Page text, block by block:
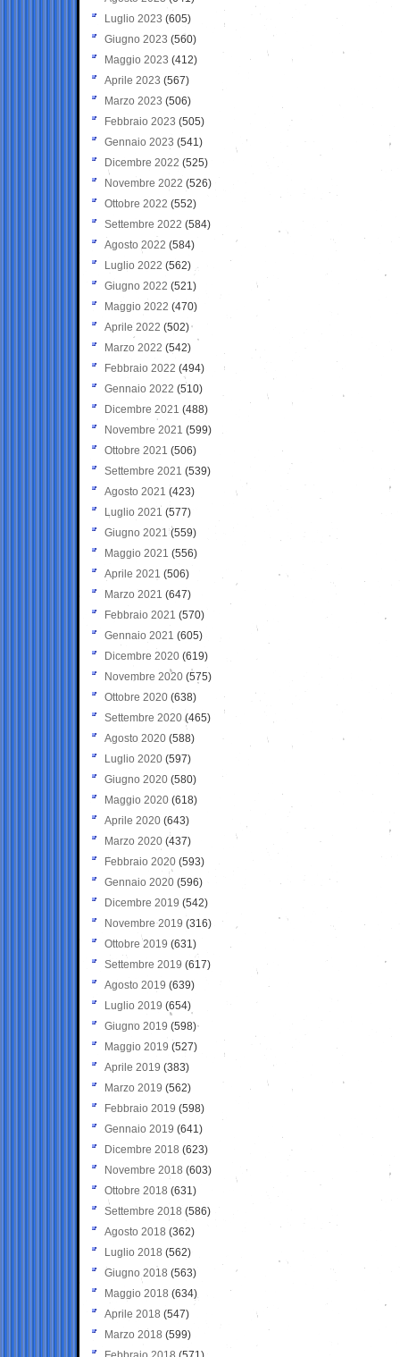
Luglio 2023 (605)
Giugno 2023 (560)
Maggio 2023 (412)
Aprile 2023 (567)
Marzo 2023 (506)
Febbraio 2023 (505)
Gennaio 2023 (541)
Dicembre 2022 (525)
Novembre 2022 (526)
Ottobre 2022 (552)
Settembre 2022 (584)
Agosto 2022 (584)
Luglio 2022 (562)
Giugno 2022 (521)
Maggio 2022 (470)
Aprile 2022 (502)
Marzo 2022 (542)
Febbraio 2022 (494)
Gennaio 2022 (510)
Dicembre 2021 (488)
Novembre 2021 (599)
Ottobre 2021 (506)
Settembre 2021 (539)
Agosto 2021 (423)
Luglio 2021 (577)
Giugno 2021(559)
Maggio 2021 (556)
Aprile 2021 (506)
Marzo 2021 (647)
Febbraio 2021 (570)
Gennaio 2021 (605)
Dicembre 2020 (619)
Novembre 2020 (575)
Ottobre 2020 (638)
Settembre 2020(465)
Agosto 2020 (588)
Luglio 2020 (597)
Giugno 2020 (580)
Maggio 2020 (618)
Aprile 2020 (643)
Marzo 2020 (437)
Febbraio 2020 (593)
Gennaio 2020 (596)
Dicembre 2019 (542)
Novembre 2019 (316)
Ottobre 2019 (631)
Settembre 2019 (617)
Agosto 2019 (639)
Luglio 2019 (654)
Giugno 2019 (598)
Maggio 2019 (527)
Aprile 2019 (383)
Marzo 2019 (562)
Febbraio 2019 (598)
Gennaio 2019 (641)
Dicembre 2018 (623)
Novembre 2018 (603)
Ottobre 2018 (631)
Settembre 2018 (586)
Agosto 2018 (362)
Luglio 2018 (562)
Giugno 2018 (563)
Maggio 2018 (634)
Aprile 2018 (547)
Marzo 2018 (599)